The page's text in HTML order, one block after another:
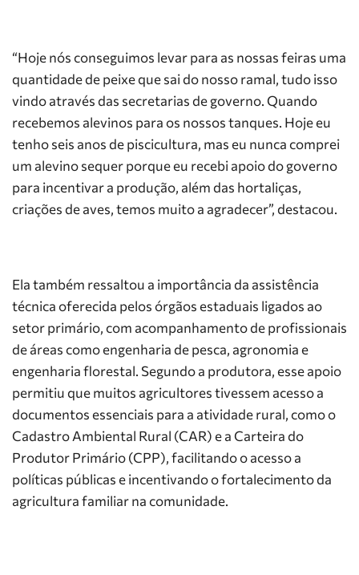
“Hoje nós conseguimos levar para as nossas feiras uma
quantidade de peixe que sai do nosso ramal, tudo isso
vindo através das secretarias de governo. Quando
recebemos alevinos para os nossos tanques. Hoje eu
tenho seis anos de piscicultura, mas eu nunca comprei
um alevino sequer porque eu recebi apoio do governo
para incentivar a produção, além das hortaliças,
criações de aves, temos muito a agradecer”, destacou.
Ela também ressaltou a importância da assistência
técnica oferecida pelos órgãos estaduais ligados ao
setor primário, com acompanhamento de profissionais
de áreas como engenharia de pesca, agronomia e
engenharia florestal. Segundo a produtora, esse apoio
permitiu que muitos agricultores tivessem acesso a
documentos essenciais para a atividade rural, como o
Cadastro Ambiental Rural (CAR) e a Carteira do
Produtor Primário (CPP), facilitando o acesso a
políticas públicas e incentivando o fortalecimento da
agricultura familiar na comunidade.